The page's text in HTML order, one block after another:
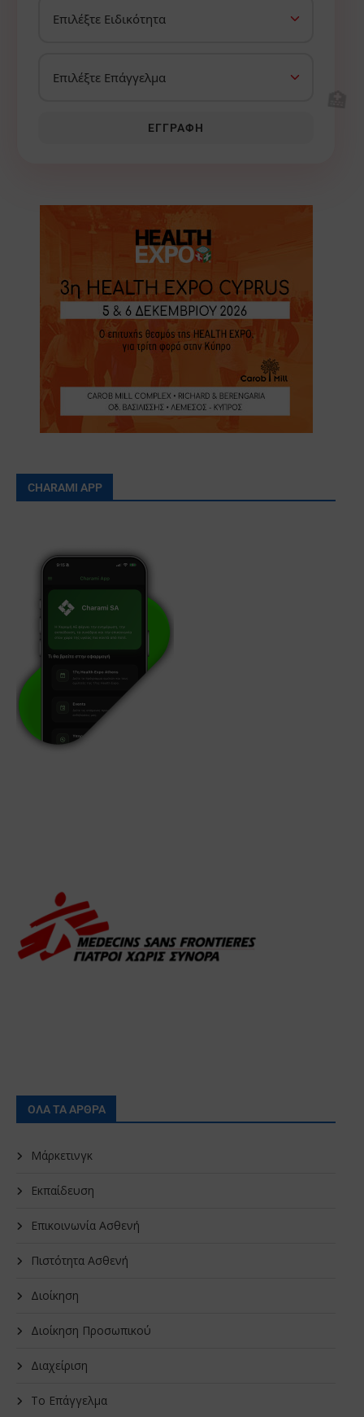
ΕΓΓΡΑΦΉ
CHARAMI APP
ΟΛΑ ΤΑ ΑΡΘΡΑ
Μάρκετινγκ
Εκπαίδευση
Επικοινωνία Ασθενή
Πιστότητα Ασθενή
Διοίκηση
Διοίκηση Προσωπικού
Διαχείριση
Το Επάγγελμα